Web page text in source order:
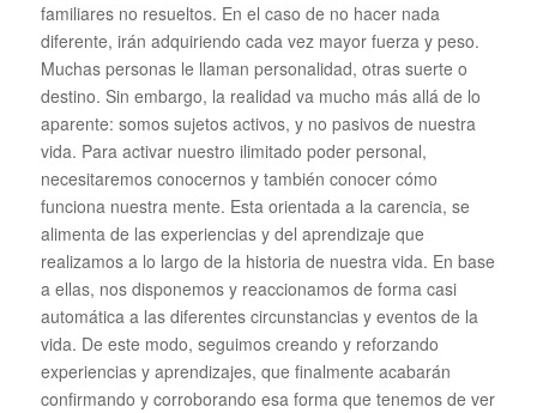
familiares no resueltos. En el caso de no hacer nada
diferente, irán adquiriendo cada vez mayor fuerza y peso.
Muchas personas le llaman personalidad, otras suerte o
destino. Sin embargo, la realidad va mucho más allá de lo
aparente: somos sujetos activos, y no pasivos de nuestra
vida. Para activar nuestro ilimitado poder personal,
necesitaremos conocernos y también conocer cómo
funciona nuestra mente. Esta orientada a la carencia, se
alimenta de las experiencias y del aprendizaje que
realizamos a lo largo de la historia de nuestra vida. En base
a ellas, nos disponemos y reaccionamos de forma casi
automática a las diferentes circunstancias y eventos de la
vida. De este modo, seguimos creando y reforzando
experiencias y aprendizajes, que finalmente acabarán
confirmando y corroborando esa forma que tenemos de ver